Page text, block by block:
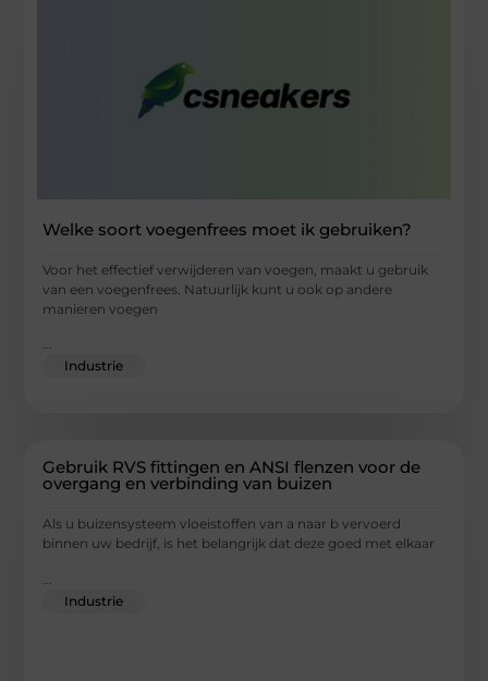
Welke soort voegenfrees moet ik gebruiken?
Voor het effectief verwijderen van voegen, maakt u gebruik
van een voegenfrees. Natuurlijk kunt u ook op andere
manieren voegen
...
Industrie
Gebruik RVS fittingen en ANSI flenzen voor de
overgang en verbinding van buizen
Als u buizensysteem vloeistoffen van a naar b vervoerd
binnen uw bedrijf, is het belangrijk dat deze goed met elkaar
Industrie